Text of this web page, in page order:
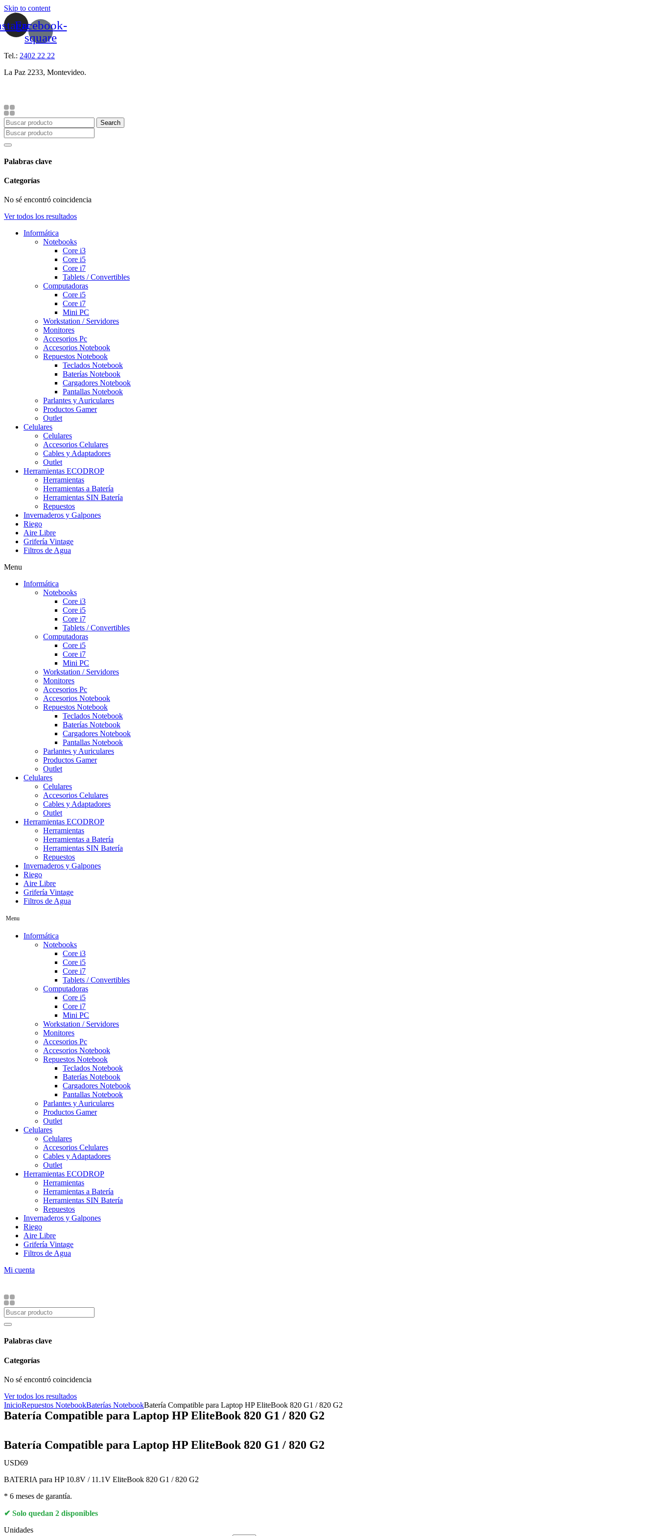
Skip to content
Facebook-
square
Tel.: 2402 22 22
La Paz 2233, Montevideo.
Search
Palabras clave
Categorías
No sé encontró coincidencia
Ver todos los resultados
Informática
Notebooks
Core i3
Core i5
Core i7
Tablets / Convertibles
Computadoras
Core i5
Core i7
Mini PC
Workstation / Servidores
Monitores
Accesorios Pc
Accesorios Notebook
Repuestos Notebook
Teclados Notebook
Baterías Notebook
Cargadores Notebook
Pantallas Notebook
Parlantes y Auriculares
Productos Gamer
Outlet
Celulares
Celulares
Accesorios Celulares
Cables y Adaptadores
Outlet
Herramientas ECODROP
Herramientas
Herramientas a Batería
Herramientas SIN Batería
Repuestos
Invernaderos y Galpones
Riego
Aire Libre
Grifería Vintage
Filtros de Agua
Menu
Informática
Notebooks
Core i3
Core i5
Core i7
Tablets / Convertibles
Computadoras
Core i5
Core i7
Mini PC
Workstation / Servidores
Monitores
Accesorios Pc
Accesorios Notebook
Repuestos Notebook
Teclados Notebook
Baterías Notebook
Cargadores Notebook
Pantallas Notebook
Parlantes y Auriculares
Productos Gamer
Outlet
Celulares
Celulares
Accesorios Celulares
Cables y Adaptadores
Outlet
Herramientas ECODROP
Herramientas
Herramientas a Batería
Herramientas SIN Batería
Repuestos
Invernaderos y Galpones
Riego
Aire Libre
Grifería Vintage
Filtros de Agua
Menu
Informática
Notebooks
Core i3
Core i5
Core i7
Tablets / Convertibles
Computadoras
Core i5
Core i7
Mini PC
Workstation / Servidores
Monitores
Accesorios Pc
Accesorios Notebook
Repuestos Notebook
Teclados Notebook
Baterías Notebook
Cargadores Notebook
Pantallas Notebook
Parlantes y Auriculares
Productos Gamer
Outlet
Celulares
Celulares
Accesorios Celulares
Cables y Adaptadores
Outlet
Herramientas ECODROP
Herramientas
Herramientas a Batería
Herramientas SIN Batería
Repuestos
Invernaderos y Galpones
Riego
Aire Libre
Grifería Vintage
Filtros de Agua
Mi cuenta
Palabras clave
Categorías
No sé encontró coincidencia
Ver todos los resultados
InicioRepuestos NotebookBaterías NotebookBatería Compatible para Laptop HP EliteBook 820 G1 / 820 G2
Batería Compatible para Laptop HP EliteBook 820 G1 / 820 G2
Batería Compatible para Laptop HP EliteBook 820 G1 / 820 G2
USD69
BATERIA para HP 10.8V / 11.1V EliteBook 820 G1 / 820 G2
* 6 meses de garantía.
Solo quedan 2 disponibles
Unidades